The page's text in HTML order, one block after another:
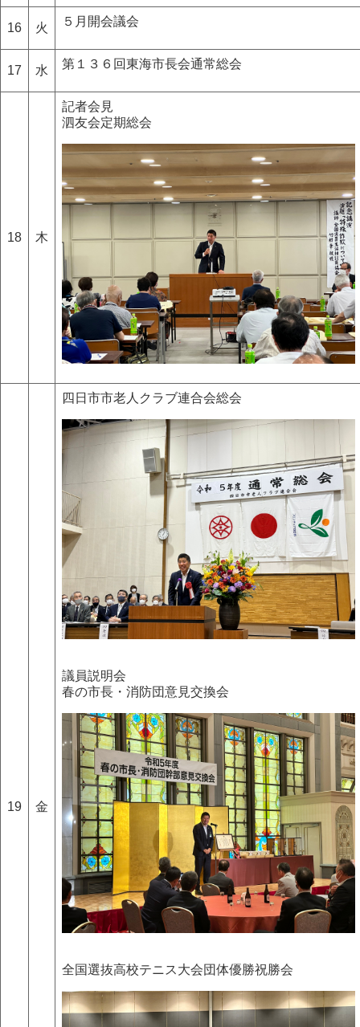
16 火 ５月開会議会
17 水 第１３６回東海市長会通常総会
18 木
記者会見
泗友会定期総会
19 金
四日市市老人クラブ連合会総会
議員説明会
春の市長・消防団意見交換会
全国選抜高校テニス大会団体優勝祝勝会